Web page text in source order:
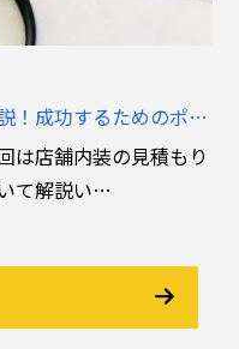
店舗内装の見積もりを詳しく解説！成功するためのポイント
は店舗内装の見積もり
て解説い…